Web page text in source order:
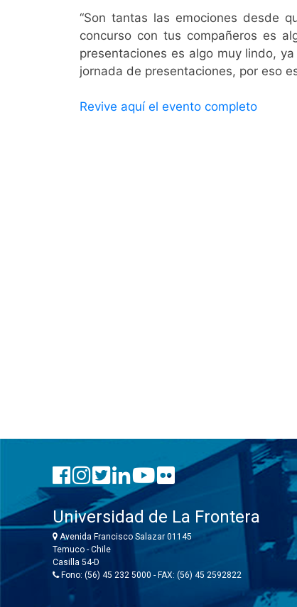
“Son tantas las emociones desde
concurso con tus compañeros es
presentaciones es algo muy lindo,
jornada de presentaciones, por eso
Revive aquí el evento completo
Universidad de La Frontera
Avenida Francisco Salazar 01145
Temuco - Chile
Casilla 54-D
Fono: (56) 45 232 5000 - FAX: (56) 45 2592822